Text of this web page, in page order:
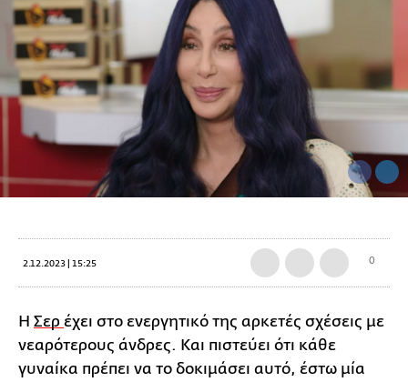
2.12.2023 | 15:25 0
Η Σερ έχει στο ενεργητικό της αρκετές σχέσεις με
νεαρότερους άνδρες. Και πιστεύει ότι κάθε
γυναίκα πρέπει να το δοκιμάσει αυτό, έστω μία